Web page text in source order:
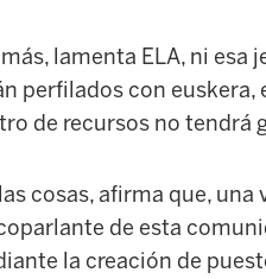
lamenta ELA, ni esa
perfilados con euskera,
de recursos no tendrá
cosas, afirma que, una
de esta
la creación de